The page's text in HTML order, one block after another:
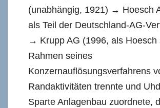
(unabhängig, 1921) → Hoesch
als Teil der Deutschland-AG-
→ Krupp AG (1996, als Hoesch
Rahmen seines
Konzernauflösungsverfahrens
Randaktivitäten trennte und
Sparte Anlagenbau zuordnete,